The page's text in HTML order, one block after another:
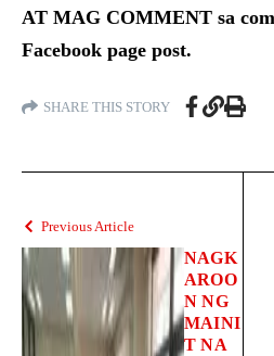
AT MAG COMMENT sa
Facebook page post.
SHARE THIS STORY
Previous Article
NAGK
AROO
N NG
MAINI
T NA